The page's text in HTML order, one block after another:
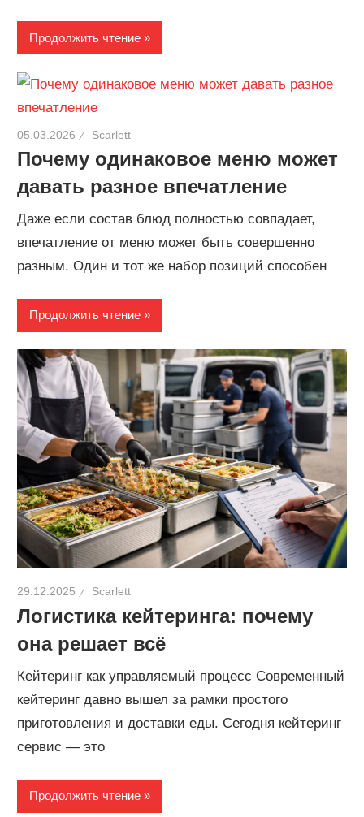
Продолжить чтение
05.03.2026 Scarlett
Почему одинаковое меню может
давать разное впечатление
Даже если состав блюд полностью совпадает,
впечатление от меню может быть совершенно
разным. Один и тот же набор позиций способен
Продолжить чтение
29.12.2025 Scarlett
Логистика кейтеринга: почему
она решает всё
Кейтеринг как управляемый процесс Современный
кейтеринг давно вышел за рамки простого
приготовления и доставки еды. Сегодня кейтеринг
сервис — это
Продолжить чтение